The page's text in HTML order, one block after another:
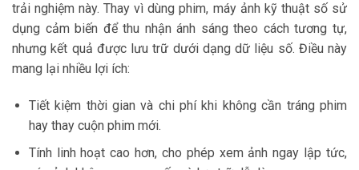
trải nghiệm này. Thay vì dùng phim, máy ảnh kỹ thuật số sử
dụng cảm biến để thu nhận ánh sáng theo cách tương tự,
nhưng kết quả được lưu trữ dưới dạng dữ liệu số. Điều này
mang lại nhiều lợi ích:
Tiết kiệm thời gian và chi phí khi không cần tráng phim
hay thay cuộn phim mới.
Tính linh hoạt cao hơn, cho phép xem ảnh ngay lập tức,